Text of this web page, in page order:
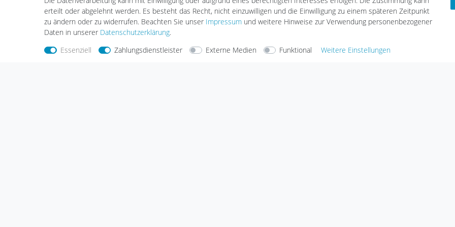
erteilt oder abgelehnt werden. Es besteht das Recht, nicht einzuwilligen und die Einwilligung zu einem späteren Zeitpunkt
zu ändern oder zu widerrufen. Beachten Sie unser Impressum und weitere Hinweise zur Verwendung personenbezogener
Daten in unserer Daten­schutz­erklärung.
Essenziell
Zahlungsdienstleister Externe Medien Funktional Weitere Einstellungen